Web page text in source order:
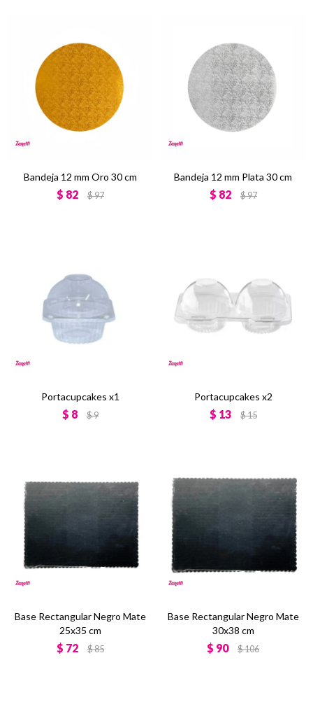
Bandeja 12 mm Oro 30 cm
$ 82 $97
Bandeja 12 mm Plata 30 cm
$ 82 $97
Portacupcakes x1
$ 8 $9
Portacupcakes x2
$ 13 $15
Base Rectangular Negro Mate
25x35 cm
$ 72 $85
Base Rectangular Negro Mate
30x38 cm
$ 90 $106